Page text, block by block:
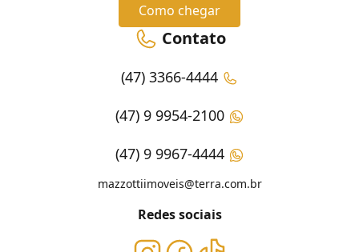
Como chegar
Contato
(47) 3366-4444
(47) 9 9954-2100
(47) 9 9967-4444
mazzottiimoveis@terra.com.br
Redes sociais